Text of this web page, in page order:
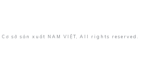
Cơ sở sản xuất NAM VIỆT , All rights reserved.